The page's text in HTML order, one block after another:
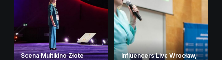
Scena Multikino Złote
Influencers Live Wrocław,